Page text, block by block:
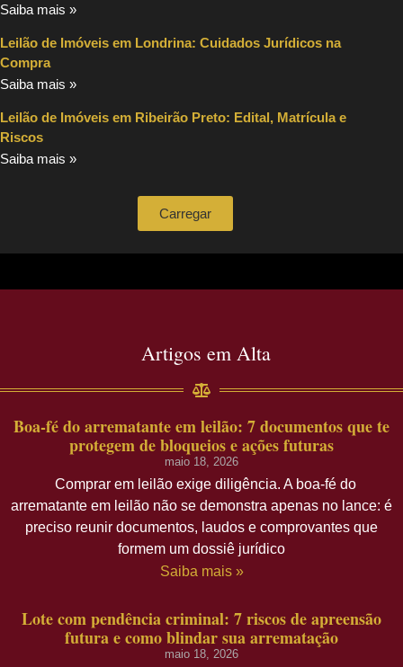
Saiba mais »
Leilão de Imóveis em Londrina: Cuidados Jurídicos na
Compra
Saiba mais »
Leilão de Imóveis em Ribeirão Preto: Edital, Matrícula e
Riscos
Saiba mais »
Carregar
Artigos em Alta
Boa-fé do arrematante em leilão: 7 documentos que te
protegem de bloqueios e ações futuras
maio 18, 2026
Comprar em leilão exige diligência. A boa-fé do
arrematante em leilão não se demonstra apenas no lance: é
preciso reunir documentos, laudos e comprovantes que
formem um dossiê jurídico
Saiba mais »
Lote com pendência criminal: 7 riscos de apreensão
futura e como blindar sua arrematação
maio 18, 2026